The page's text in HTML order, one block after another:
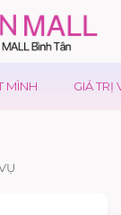
GIÁ TRỊ